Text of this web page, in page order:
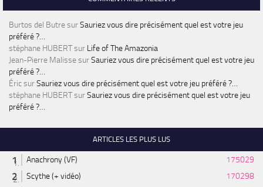
Burtos del ButresurSauriez vous dire précisément quel est votre jeu
préféré ?…
stéphane HUBERTsur Life of The Amazonia
Jean-Pierre MalissesurSauriez vous dire précisément quel est votre jeu
préféré ?…
ÉricsurSauriez vous dire précisément quel est votre jeu préféré ?…
stéphane HUBERTsurSauriez vous dire précisément quel est votre jeu
préféré ?…
ARTICLES LES PLUS LUS
Anachrony (VF)
175029
Scythe (+ vidéo)
170298